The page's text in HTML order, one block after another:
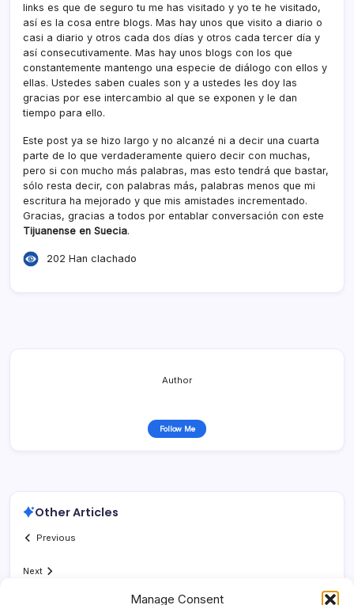
Manage Consent
links es que de seguro tu me has visitado y yo te he visitado,
así­ es la cosa entre blogs. Mas hay unos que visito a diario o
casi a diario y otros cada dos dí­as y otros cada tercer dí­a y
así­ consecutivamente. Mas hay unos blogs con los que
constantemente mantengo una especie de diálogo con ellos y
ellas. Ustedes saben cuales son y a ustedes les doy las
gracias por ese intercambio al que se exponen y le dan
tiempo para ello.
Este post ya se hizo largo y no alcanzé ni a decir una cuarta
parte de lo que verdaderamente quiero decir con muchas,
pero si con mucho más palabras, mas esto tendrá que bastar,
sólo resta decir, con palabras más, palabras menos que mi
escritura ha mejorado y que mis amistades incrementado.
Gracias, gracias a todos por entablar conversación con este
Tijuanense en Suecia.
202 Han clachado
Author
Follow Me
Other Articles
Previous
Next